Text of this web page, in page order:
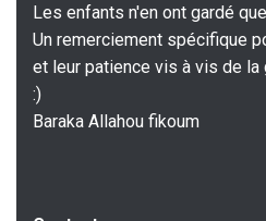
Les enfants n'en ont gardé
Un remerciement spécifique
et leur patience vis à vis de
:)
Baraka Allahou fikoum